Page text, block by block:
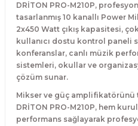
DRİTON PRO-M210P,
tasarlanmış 10 kanallı Power
2x450 Watt çıkış kapasitesi,
kullanıcı dostu kontrol paneli
konferanslar, canlı müzik
sistemleri, okullar ve
çözüm sunar.
Mikser ve güç
DRİTON PRO-M210P, hem
performans sağlayarak